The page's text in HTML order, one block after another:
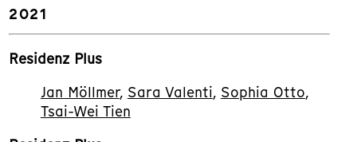
2021
Residenz Plus
Jan Möllmer, Sara Valenti, Sophia Otto,
Tsai-Wei Tien